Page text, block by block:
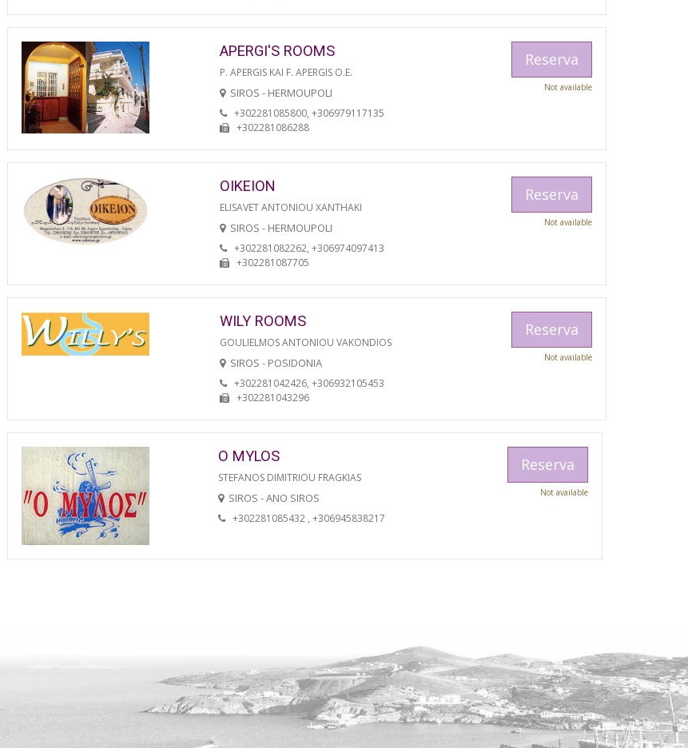
APERGI'S ROOMS
P. APERGIS KAI F. APERGIS O.E.
SIROS - HERMOUPOLI
+302281085800, +306979117135
+302281086288
Reserva
Not available
OIKEION
ELISAVET ANTONIOU XANTHAKI
SIROS - HERMOUPOLI
+302281082262, +306974097413
+302281087705
Reserva
Not available
WILY ROOMS
GOULIELMOS ANTONIOU VAKONDIOS
SIROS - POSIDONIA
+302281042426, +306932105453
+302281043296
Reserva
Not available
O MYLOS
STEFANOS DIMITRIOU FRAGKIAS
SIROS - ANO SIROS
+302281085432 , +306945838217
Reserva
Not available